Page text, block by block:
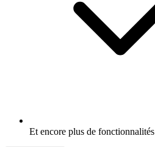
Et encore plus de fonctionnalités